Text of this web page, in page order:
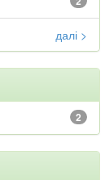
далі >
2